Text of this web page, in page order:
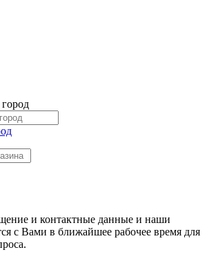
и контактные данные и наши
с Вами в ближайшее рабочее время для